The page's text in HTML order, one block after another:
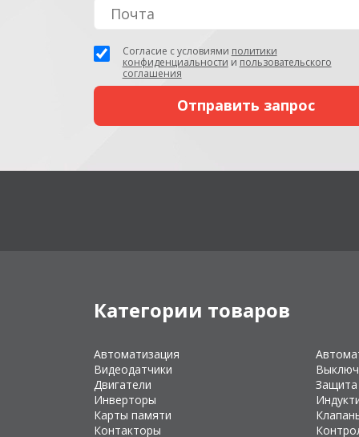
Согласие с условиями политики
конфиденциальности и пользовательского
соглашения
Категории товаров
Автоматизация
Видеодатчики
Двигатели
Инверторы
Карты памяти
Контакторы